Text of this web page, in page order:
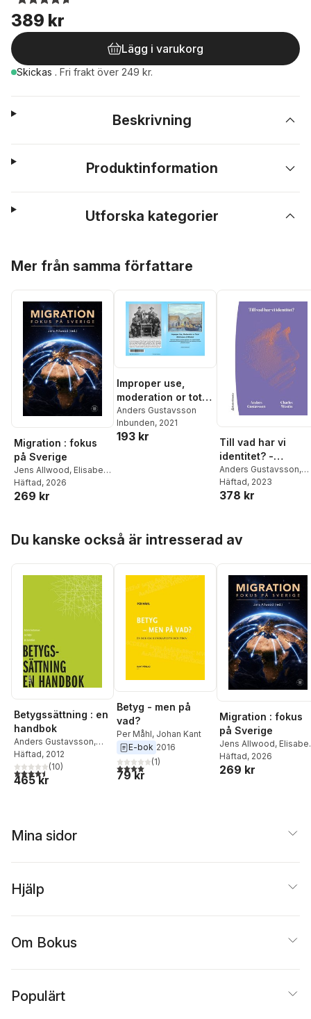
389 kr
Lägg i varukorg
Skickas . Fri frakt över 249 kr.
Beskrivning
Produktinformation
Utforska kategorier
Mer från samma författare
Migration : fokus
på Sverige
Jens Allwood, Elisabeth
Ahlsén, Anders
Gustavsson
Torbjörn Stenson
Ingmar Söhrman Leif
Häftad, 2026
269 kr
Improper use,
moderation or total
abstinence of
alcohol : use of
and opinion on
nineteenth and
centuries
Anders Gustavsson
Inbunden, 2021
193 kr
Till vad har vi
identitet? -
Migration,
och
Anders Gustavsson,
Charles Westin
Häftad, 2023
378 kr
Du kanske också är intresserad av
Betygssättning : en
handbok
Anders Gustavsson,
Per Måhl,Bo Sundblad
Häftad, 2012
4,5utav 5 stjärnor. Totalt antal röster:
(10)
465 kr
Betyg - men på
vad?
Per Måhl, Johan Kant
E-bok 2016
4,0utav 5 stjärnor. Totalt antal röster:
(1)
79 kr
Migration : fokus
på Sverige
Jens Allwood,
Ahlsén, Anders
Gustavsson
Häftad, 2026
269 kr
Mina sidor
Hjälp
Om Bokus
Populärt